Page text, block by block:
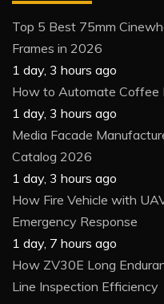
Top 5 Best 75mm
Frames in 2026
1 day, 3 hours ago
How to Automate Coffee
1 day, 3 hours ago
Media Facade
Catalog 2026
1 day, 3 hours ago
How Fire Vehicle with
Emergency Response
1 day, 7 hours ago
How ZV30E Long
Line Inspection Efficiency